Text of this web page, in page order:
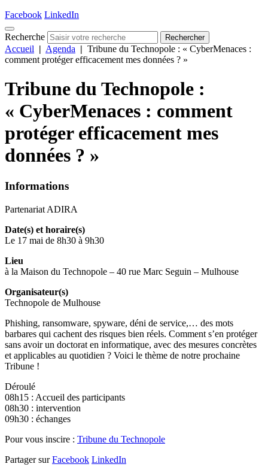
Facebook LinkedIn
Recherche Rechercher
Accueil | Agenda | Tribune du Technopole : « CyberMenaces :
comment protéger efficacement mes données ? »
Tribune du Technopole :
« CyberMenaces : comment
protéger efficacement mes
données ? »
Informations
Partenariat ADIRA
Date(s) et horaire(s)
Le 17 mai de 8h30 à 9h30
Lieu
à la Maison du Technopole – 40 rue Marc Seguin – Mulhouse
Organisateur(s)
Technopole de Mulhouse
Phishing, ransomware, spyware, déni de service,… des mots
barbares qui cachent des risques bien réels. Comment s’en protéger
sans avoir un doctorat en informatique, avec des mesures concrètes
et applicables au quotidien ? Voici le thème de notre prochaine
Tribune !
Déroulé
08h15 : Accueil des participants
08h30 : intervention
09h30 : échanges
Pour vous inscire : Tribune du Technopole
Partager sur Facebook LinkedIn